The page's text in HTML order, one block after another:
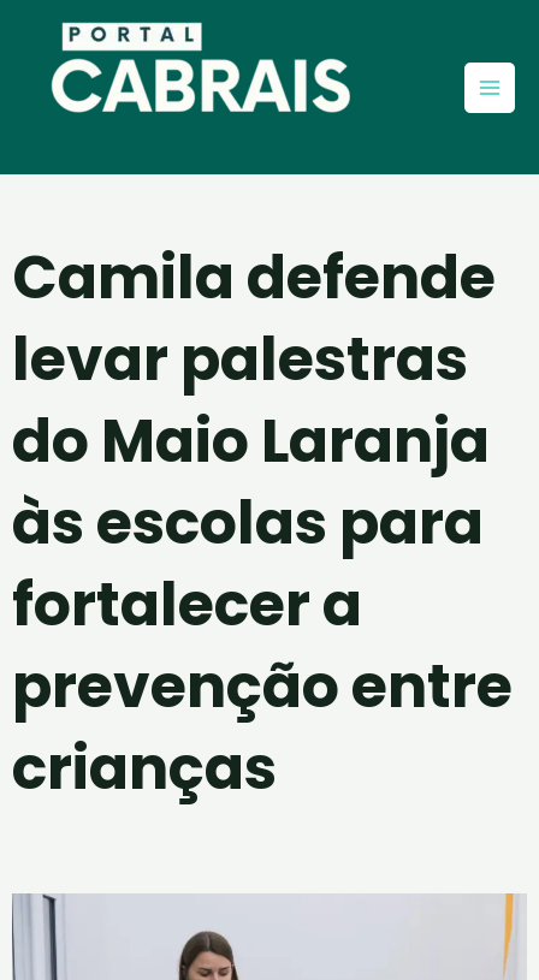
conteúdo
Camila defende
levar palestras
do Maio Laranja
às escolas para
fortalecer a
prevenção entre
crianças